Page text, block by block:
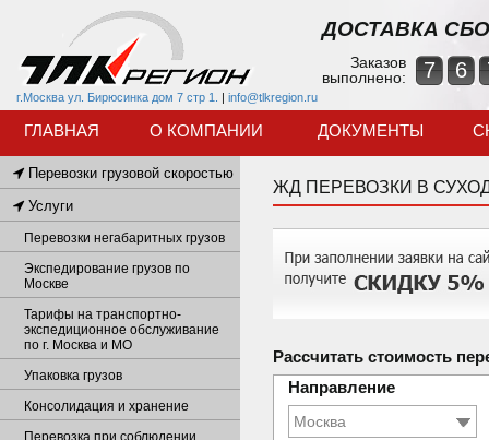
г.Москва ул. Бирюсинка дом 7 стр 1. | info@tlkregion.ru
ДОСТАВКА
Заказов
выполнено:
7 6
ГЛАВНАЯ О КОМПАНИИ ДОКУМЕНТЫ
ЖД ПЕРЕВОЗКИ В
Рассчитать стоимость
Направление
Перевозки грузовой скоростью
Услуги
Перевозки негабаритных грузов
Экспедирование грузов по
Москве
Тарифы на транспортно-
экспедиционное обслуживание
по г. Москва и МО
Упаковка грузов
Консолидация и хранение
Перевозка при соблюдении